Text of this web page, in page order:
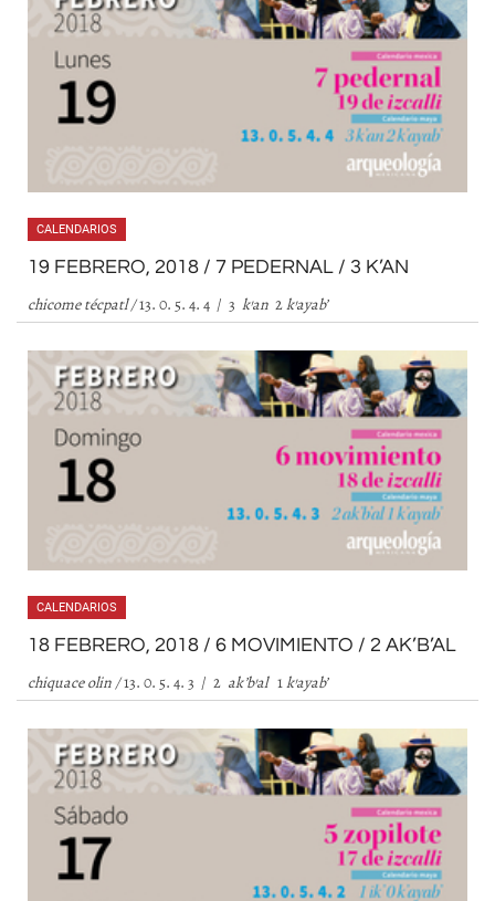
CALENDARIOS
19 FEBRERO, 2018 / 7 PEDERNAL / 3 K’AN
chicome técpatl /13. 0. 5. 4. 4 / 3 k’an 2k’ayab’
CALENDARIOS
18 FEBRERO, 2018 / 6 MOVIMIENTO / 2 AK’B’AL
chiquace olin /13. 0. 5. 4. 3 / 2 akb’al1k’ayab’